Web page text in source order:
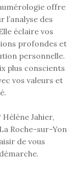
offre
des
éclaire vos
profondes et
personnelle.
plus conscients
vos valeurs et
Jahier,
Roche-sur-Yon
de vous